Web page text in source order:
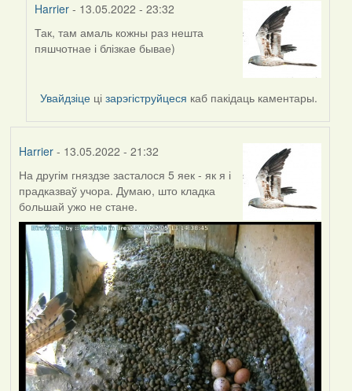
Harrier - 13.05.2022 - 23:32
In
reply
Lighty
Так, там амаль кожны раз нешта
пяшчотнае і блізкае бывае)
Увайдзіце цізарэгіструйцеся каб пакідаць каментары.
Harrier- 13.05.2022 - 21:32
На другім гняздзе засталося 5 яек - як я і
прадказваў учора. Думаю, што кладка
большай ужо не стане.